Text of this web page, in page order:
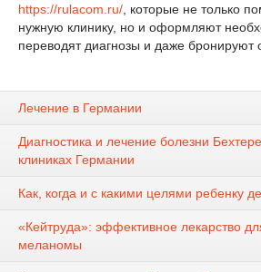
https://rulacom.ru/ , которые не только
нужную клинику, но и оформляют
переводят диагнозы и даже бронируют
Лечение в Германии
Диагностика и лечение болезни
клиниках Германии
Как, когда и с какими целями ребенку
«Кейтруда»: эффективное лекарство
меланомы